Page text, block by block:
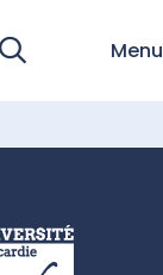
Menu